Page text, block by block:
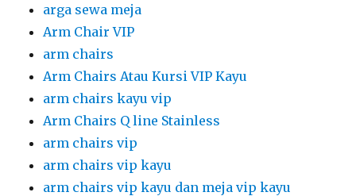
arga sewa meja
Arm Chair VIP
arm chairs
Arm Chairs Atau Kursi VIP Kayu
arm chairs kayu vip
Arm Chairs Q line Stainless
arm chairs vip
arm chairs vip kayu
arm chairs vip kayu dan meja vip kayu